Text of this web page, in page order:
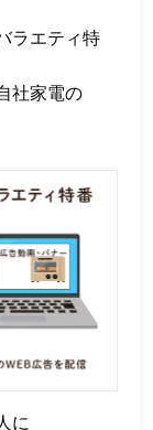
ラエティ特
社家電の
に